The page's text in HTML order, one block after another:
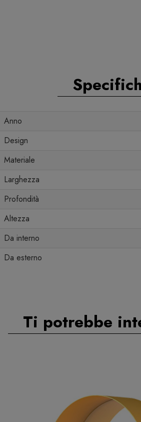
Anno
Design
Materiale
Larghezza
Profondità
Altezza
Da interno
Da esterno
Ti potrebbe